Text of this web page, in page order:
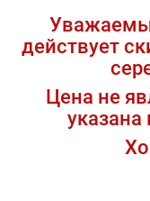
действует
Цена не